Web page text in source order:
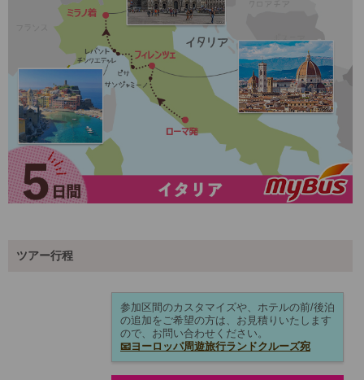
ツアー行程
参加区間のカスタマイズや、ホテルの前/後泊
の追加をご希望の方は、お見積りいたします
ので、お問い合わせください。
📧ヨーロッパ周遊旅行ランドクルーズ宛